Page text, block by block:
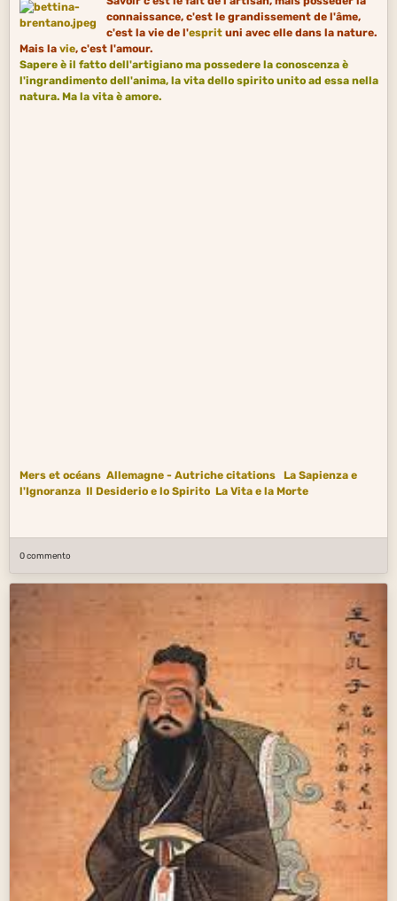
connaissance, c'est le grandissement de l'âme,
c'est la vie de l'esprituni avec elle dans la nature.
Mais la vie, c'est l'amour.
Sapereè il fatto dell'artigiano ma possedere la conoscenza è
l'ingrandimento dell'anima, la vita dello spiritounito ad essa nella
natura. Ma la vitaè amore.
Mers et océans Allemagne - Autriche citations
La Sapienza e
l'Ignoranza Il Desiderio e lo Spirito La Vita e la Morte
0 commento